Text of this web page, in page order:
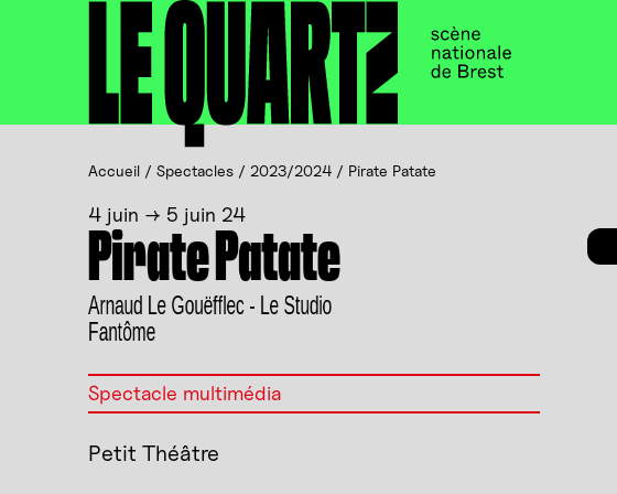
Panneau de gestion des cookies
Accueil / Spectacles / 2023/2024 / Pirate Patate
4 juin → 5 juin 24
Pirate Patate
Arnaud Le Gouëfflec - Le Studio
Fantôme
Spectacle multimédia
Petit Théâtre